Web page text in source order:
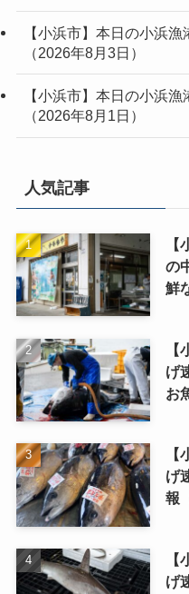
【小浜市】本日の小浜
（2026年8月3日）
【小浜市】本日の小浜
（2026年8月1日）
人気記事
の
鮮
げ
お
げ
報
げ